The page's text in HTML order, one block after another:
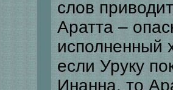
слов
Аратта –
исполненный
если Уруку
Инанна, то